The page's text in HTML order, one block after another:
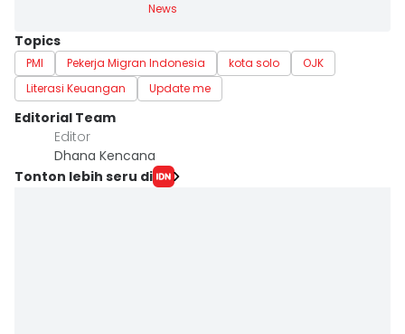
News
Topics
PMI Pekerja Migran Indonesia kota solo
OJK
Literasi Keuangan
Update me
Editorial Team
Editor
Dhana Kencana
Tonton lebih seru di